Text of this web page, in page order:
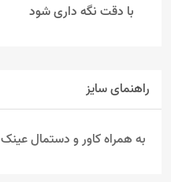
با دقت نگه داری شود
راهنمای سایز
به همراه کاور و دستمال عینک